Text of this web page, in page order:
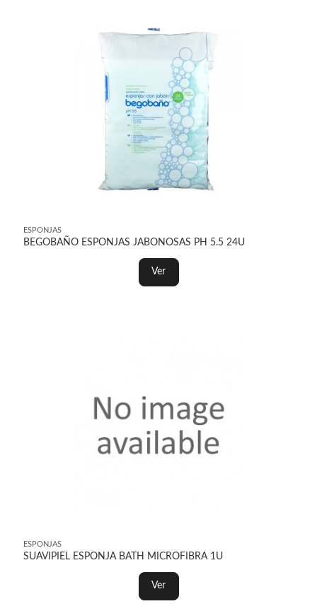
ESPONJAS
BEGOBAÑO ESPONJAS JABONOSAS PH 5.5 24U
Ver
ESPONJAS
SUAVIPIEL ESPONJA BATH MICROFIBRA 1U
Ver